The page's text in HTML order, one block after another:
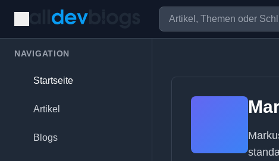
NAVIGATION
Startseite
Artikel
Blogs